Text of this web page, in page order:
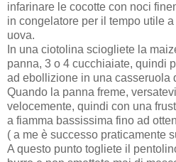
infarinare le cocotte con noci
in congelatore per il tempo utile
uova.
In una ciotolina sciogliete la
panna, 3 o 4 cucchiaiate, quindi
ad ebollizione in una casseruola
Quando la panna freme,
velocemente, quindi con una
a fiamma bassissima fino ad
( a me è successo praticamente
A questo punto togliete il